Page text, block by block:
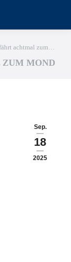
achtmal zum…
MOND
Sep.
18
2025